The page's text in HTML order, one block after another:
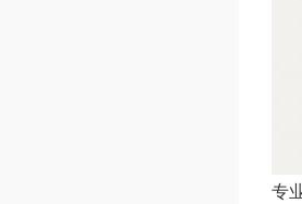
专